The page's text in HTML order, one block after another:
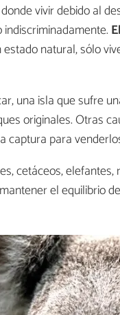
vivir debido al
natural, sólo
una isla que sufre
originales. Otras
captura para
cetáceos,
el equilibrio